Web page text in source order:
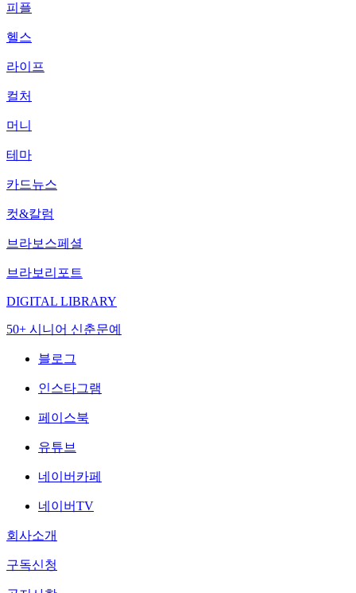
피플
헬스
라이프
컬처
머니
테마
카드뉴스
컷&칼럼
브라보스페셜
브라보리포트
DIGITAL LIBRARY
50+ 시니어 신춘문예
블로그
인스타그램
페이스북
유튜브
네이버카페
네이버TV
회사소개
구독신청